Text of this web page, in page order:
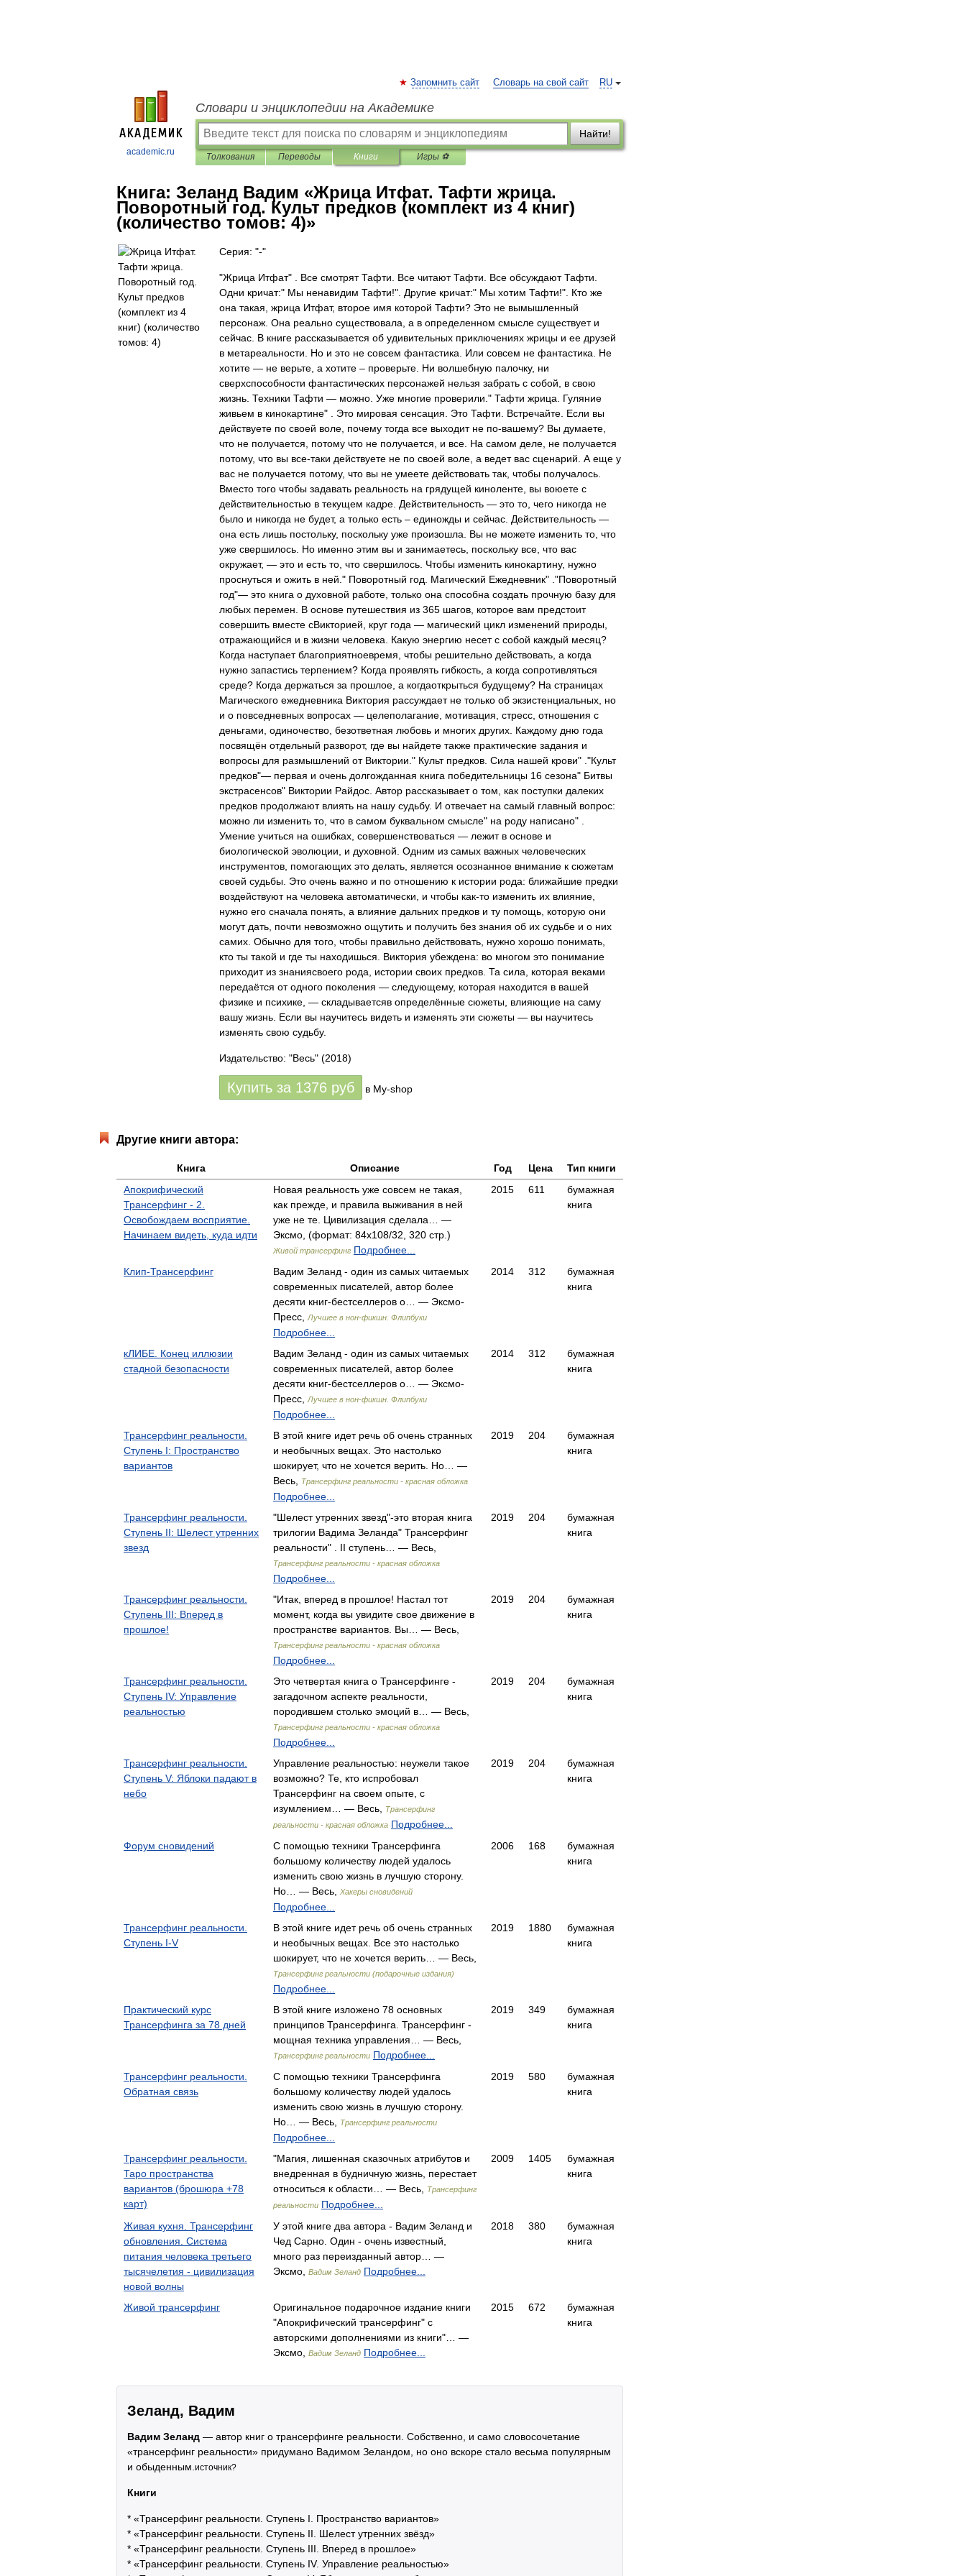
academic.ru
RU
Запомнить сайт Словарь на свой сайт
Словари и энциклопедии на Академике
Найти!
Толкования Переводы Книги Игры ⚽
Книга: Зеланд Вадим «Жрица Итфат. Тафти жрица.
Поворотный год. Культ предков (комплект из 4 книг)
(количество томов: 4)»
Серия: "-"
"Жрица Итфат" . Все смотрят Тафти. Все читают Тафти. Все обсуждают Тафти.
Одни кричат:" Мы ненавидим Тафти!". Другие кричат:" Мы хотим Тафти!". Кто же
она такая, жрица Итфат, второе имя которой Тафти? Это не вымышленный
персонаж. Она реально существовала, а в определенном смысле существует и
сейчас. В книге рассказывается об удивительных приключениях жрицы и ее друзей
в метареальности. Но и это не совсем фантастика. Или совсем не фантастика. Не
хотите — не верьте, а хотите – проверьте. Ни волшебную палочку, ни
сверхспособности фантастических персонажей нельзя забрать с собой, в свою
жизнь. Техники Тафти — можно. Уже многие проверили." Тафти жрица. Гуляние
живьем в кинокартине" . Это мировая сенсация. Это Тафти. Встречайте. Если вы
действуете по своей воле, почему тогда все выходит не по-вашему? Вы думаете,
что не получается, потому что не получается, и все. На самом деле, не получается
потому, что вы все-таки действуете не по своей воле, а ведет вас сценарий. А еще у
вас не получается потому, что вы не умеете действовать так, чтобы получалось.
Вместо того чтобы задавать реальность на грядущей киноленте, вы воюете с
действительностью в текущем кадре. Действительность — это то, чего никогда не
было и никогда не будет, а только есть – единожды и сейчас. Действительность —
она есть лишь постольку, поскольку уже произошла. Вы не можете изменить то, что
уже свершилось. Но именно этим вы и занимаетесь, поскольку все, что вас
окружает, — это и есть то, что свершилось. Чтобы изменить кинокартину, нужно
проснуться и ожить в ней." Поворотный год. Магический Ежедневник" ."Поворотный
год"— это книга о духовной работе, только она способна создать прочную базу для
любых перемен. В основе путешествия из 365 шагов, которое вам предстоит
совершить вместе сВикторией, круг года — магический цикл изменений природы,
отражающийся и в жизни человека. Какую энергию несет с собой каждый месяц?
Когда наступает благоприятноевремя, чтобы решительно действовать, а когда
нужно запастись терпением? Когда проявлять гибкость, а когда сопротивляться
среде? Когда держаться за прошлое, а когдаоткрыться будущему? На страницах
Магического ежедневника Виктория рассуждает не только об экзистенциальных, но
и о повседневных вопросах — целеполагание, мотивация, стресс, отношения с
деньгами, одиночество, безответная любовь и многих других. Каждому дню года
посвящён отдельный разворот, где вы найдете также практические задания и
вопросы для размышлений от Виктории." Культ предков. Сила нашей крови" ."Культ
предков"— первая и очень долгожданная книга победительницы 16 сезона" Битвы
экстрасенсов" Виктории Райдос. Автор рассказывает о том, как поступки далеких
предков продолжают влиять на нашу судьбу. И отвечает на самый главный вопрос:
можно ли изменить то, что в самом буквальном смысле" на роду написано" .
Умение учиться на ошибках, совершенствоваться — лежит в основе и
биологической эволюции, и духовной. Одним из самых важных человеческих
инструментов, помогающих это делать, является осознанное внимание к сюжетам
своей судьбы. Это очень важно и по отношению к истории рода: ближайшие предки
воздействуют на человека автоматически, и чтобы как-то изменить их влияние,
нужно его сначала понять, а влияние дальних предков и ту помощь, которую они
могут дать, почти невозможно ощутить и получить без знания об их судьбе и о них
самих. Обычно для того, чтобы правильно действовать, нужно хорошо понимать,
кто ты такой и где ты находишься. Виктория убеждена: во многом это понимание
приходит из знаниясвоего рода, истории своих предков. Та сила, которая веками
передаётся от одного поколения — следующему, которая находится в вашей
физике и психике, — складываетсяв определённые сюжеты, влияющие на саму
вашу жизнь. Если вы научитесь видеть и изменять эти сюжеты — вы научитесь
изменять свою судьбу.
Издательство: "Весь" (2018)
Купить за 1376 руб в My-shop
Другие книги автора:
Книга Описание Год Цена
Тип книги
Апокрифический
Трансерфинг - 2.
Освобождаем восприятие.
Начинаем видеть, куда идти
Новая реальность уже совсем не такая,
как прежде, и правила выживания в ней
уже не те. Цивилизация сделала… —
Эксмо, (формат: 84x108/32, 320 стр.)
Живой трансерфинг Подробнее...
2015 611
бумажная
книга
Клип-Трансерфинг
Вадим Зеланд - один из самых читаемых
современных писателей, автор более
десяти книг-бестселлеров о… — Эксмо-
Пресс,
Лучшее в нон-фикшн. Флипбуки
Подробнее...
2014 312
бумажная
книга
кЛИБЕ. Конец иллюзии
стадной безопасности
Вадим Зеланд - один из самых читаемых
современных писателей, автор более
десяти книг-бестселлеров о… — Эксмо-
Пресс,
Лучшее в нон-фикшн. Флипбуки
Подробнее...
2014 312
бумажная
книга
Трансерфинг реальности.
Ступень I: Пространство
вариантов
В этой книге идет речь об очень странных
и необычных вещах. Это настолько
шокирует, что не хочется верить. Но… —
Весь,
Трансерфинг реальности - красная обложка
Подробнее...
2019 204
бумажная
книга
Трансерфинг реальности.
Ступень II: Шелест утренних
звезд
"Шелест утренних звезд"-это вторая книга
трилогии Вадима Зеланда" Трансерфинг
реальности" . II ступень… — Весь,
Трансерфинг реальности - красная обложка
Подробнее...
2019 204
бумажная
книга
Трансерфинг реальности.
Ступень III: Вперед в
прошлое!
"Итак, вперед в прошлое! Настал тот
момент, когда вы увидите свое движение в
пространстве вариантов. Вы… — Весь,
Трансерфинг реальности - красная обложка
Подробнее...
2019 204
бумажная
книга
Трансерфинг реальности.
Ступень IV: Управление
реальностью
Это четвертая книга о Трансерфинге -
загадочном аспекте реальности,
породившем столько эмоций в… — Весь,
Трансерфинг реальности - красная обложка
Подробнее...
2019 204
бумажная
книга
Трансерфинг реальности.
Ступень V: Яблоки падают в
небо
Управление реальностью: неужели такое
возможно? Те, кто испробовал
Трансерфинг на своем опыте, с
изумлением… — Весь,
Трансерфинг
реальности - красная обложка Подробнее...
2019 204
бумажная
книга
Форум сновидений
С помощью техники Трансерфинга
большому количеству людей удалось
изменить свою жизнь в лучшую сторону.
Но… — Весь,
Хакеры сновидений
Подробнее...
2006 168
бумажная
книга
Трансерфинг реальности.
Ступень I-V
В этой книге идет речь об очень странных
и необычных вещах. Все это настолько
шокирует, что не хочется верить… — Весь,
Трансерфинг реальности (подарочные издания)
Подробнее...
2019 1880
бумажная
книга
Практический курс
Трансерфинга за 78 дней
В этой книге изложено 78 основных
принципов Трансерфинга. Трансерфинг -
мощная техника управления… — Весь,
Трансерфинг реальности Подробнее...
2019 349
бумажная
книга
Трансерфинг реальности.
Обратная связь
С помощью техники Трансерфинга
большому количеству людей удалось
изменить свою жизнь в лучшую сторону.
Но… — Весь,
Трансерфинг реальности
Подробнее...
2019 580
бумажная
книга
Трансерфинг реальности.
Таро пространства
вариантов (брошюра +78
карт)
"Магия, лишенная сказочных атрибутов и
внедренная в будничную жизнь, перестает
относиться к области… — Весь,
Трансерфинг
реальности Подробнее...
2009 1405
бумажная
книга
Живая кухня. Трансерфинг
обновления. Система
питания человека третьего
тысячелетия - цивилизация
новой волны
У этой книге два автора - Вадим Зеланд и
Чед Сарно. Один - очень известный,
много раз переизданный автор… —
Эксмо,
Вадим Зеланд Подробнее...
2018 380
бумажная
книга
Живой трансерфинг
Оригинальное подарочное издание книги
"Апокрифический трансерфинг" с
авторскими дополнениями из книги"… —
Эксмо,
Вадим Зеланд Подробнее...
2015 672
бумажная
книга
Зеланд, Вадим
Вадим Зеланд — автор книг о трансерфинге реальности. Собственно, и само словосочетание
«трансерфинг реальности» придумано Вадимом Зеландом, но оно вскоре стало весьма популярным
и обыденным. источник?
Книги
* «Трансерфинг реальности. Ступень I. Пространство вариантов»
* «Трансерфинг реальности. Ступень II. Шелест утренних звёзд»
* «Трансерфинг реальности. Ступень III. Вперед в прошлое»
* «Трансерфинг реальности. Ступень IV. Управление реальностью»